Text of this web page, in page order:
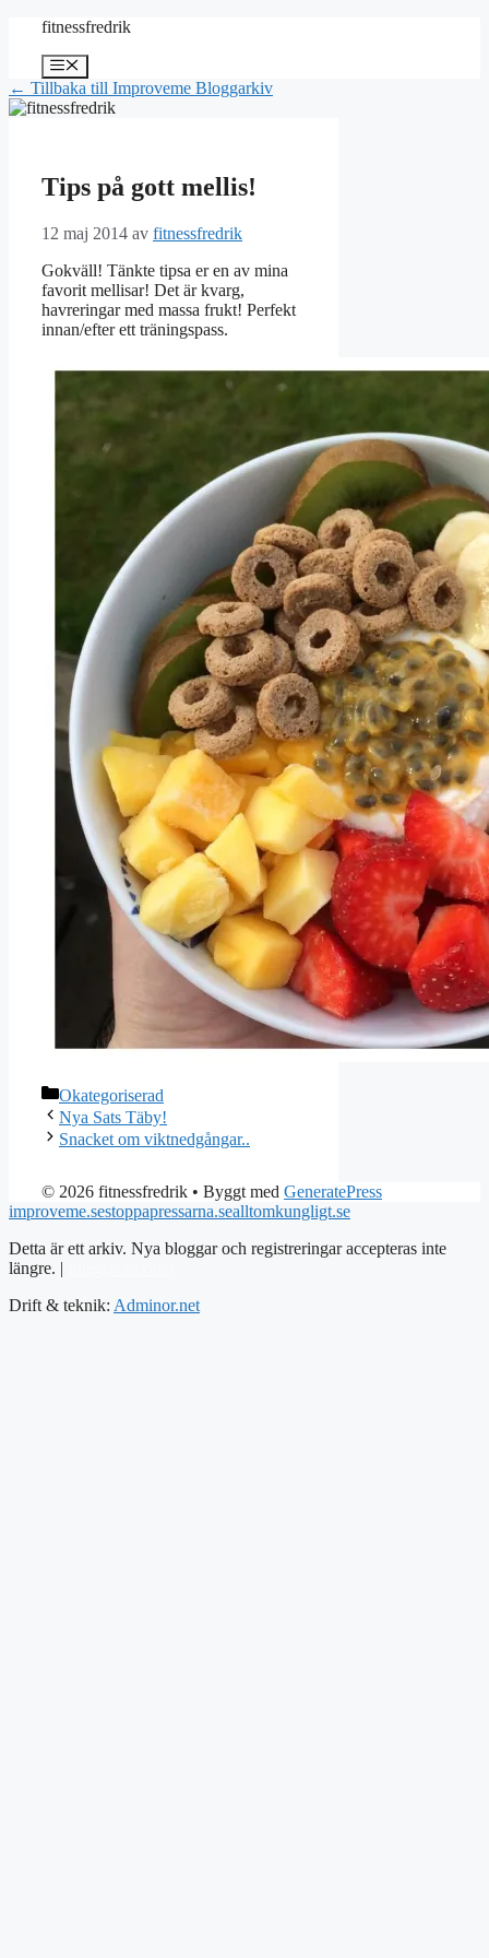
Hoppa
innehåll
fitnessfredrik
Meny
← Tillbaka till Improveme Bloggarkiv
Tips på gott mellis!
12 maj 2014 av fitnessfredrik
Gokväll! Tänkte tipsa er en av mina
favorit mellisar! Det är kvarg,
havreringar med massa frukt! Perfekt
innan/efter ett träningspass.
Kategorier
Okategoriserad
Nya Sats Täby!
Snacket om viktnedgångar..
© 2026 fitnessfredrik • Byggt med GeneratePress
improveme.sestoppapressarna.sealltomkungligt.se
Detta är ett arkiv. Nya bloggar och registreringar accepteras inte
längre. |
Drift & teknik: Adminor.net